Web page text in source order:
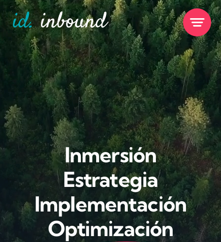
Skip
to
content
Inmersión
Estrategia
Implementación
Optimización